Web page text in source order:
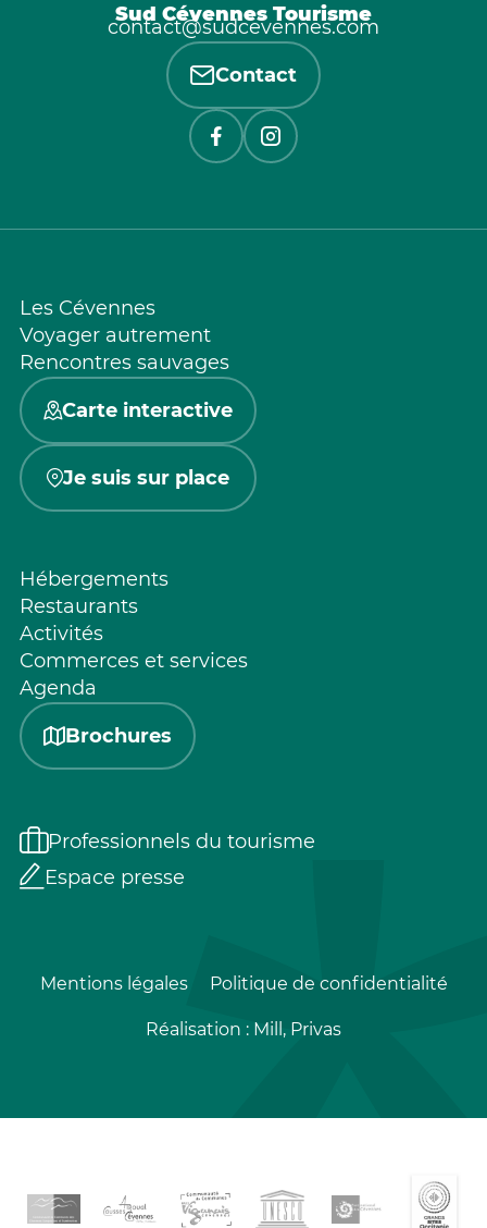
Sud Cévennes Tourisme
contact@sudcevennes.com
Contact
Les Cévennes
Voyager autrement
Rencontres sauvages
Carte interactive
Je suis sur place
Hébergements
Restaurants
Activités
Commerces et services
Agenda
Brochures
Professionnels du tourisme
Espace presse
Mentions légales Politique de confidentialité
Réalisation : Mill, Privas